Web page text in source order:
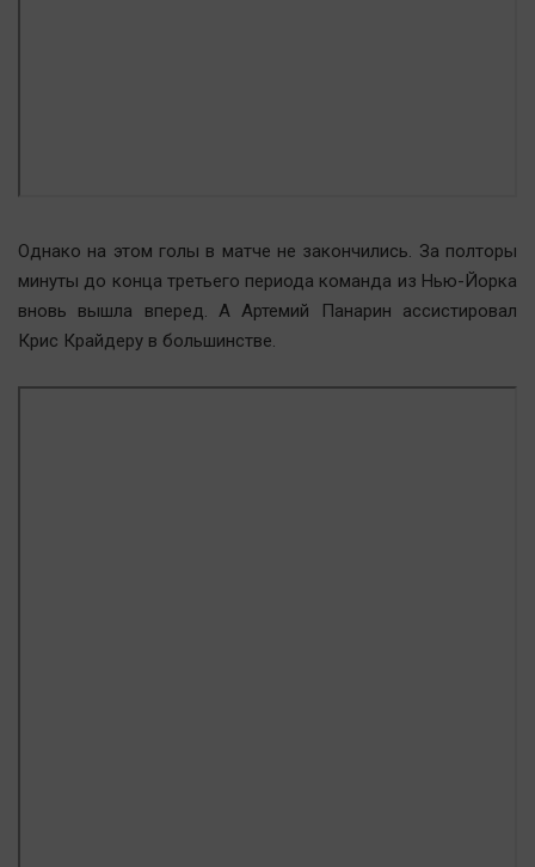
Однако на этом голы в матче не закончились. За полторы
минуты до конца третьего периода команда из Нью-Йорка
вновь вышла вперед. А Артемий Панарин ассистировал
Крис Крайдеру в большинстве.